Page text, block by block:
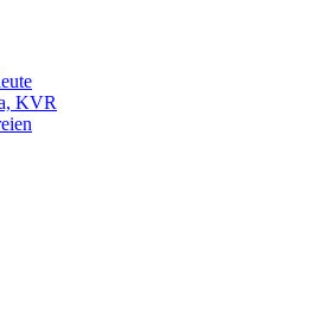
KVR